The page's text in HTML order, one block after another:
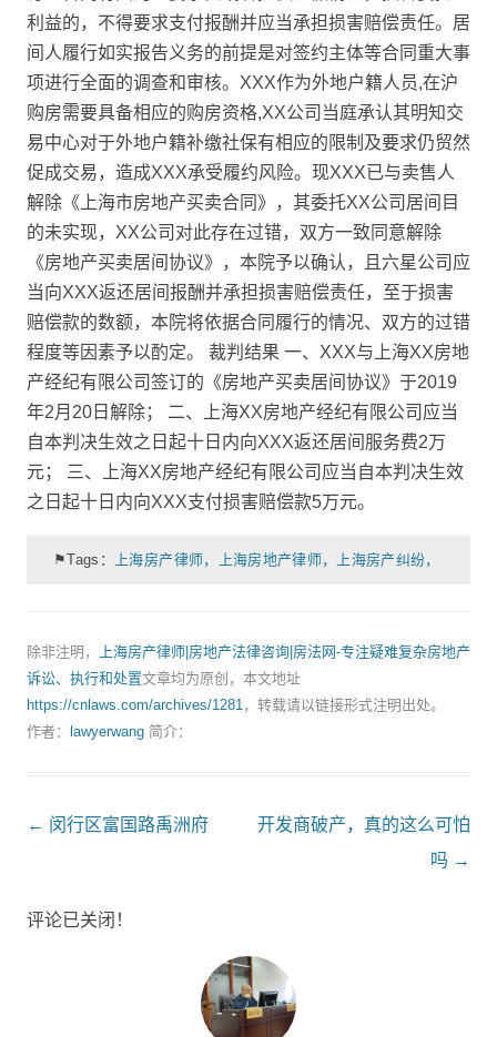
利益的，不得要求支付报酬并应当承担损害赔偿责任。居
间人履行如实报告义务的前提是对签约主体等合同重大事
项进行全面的调查和审核。XXX作为外地户籍人员,在沪
购房需要具备相应的购房资格,XX公司当庭承认其明知交
易中心对于外地户籍补缴社保有相应的限制及要求仍贸然
促成交易，造成XXX承受履约风险。现XXX已与卖售人
解除《上海市房地产买卖合同》，其委托XX公司居间目
的未实现，XX公司对此存在过错，双方一致同意解除
《房地产买卖居间协议》，本院予以确认，且六星公司应
当向XXX返还居间报酬并承担损害赔偿责任，至于损害
赔偿款的数额，本院将依据合同履行的情况、双方的过错
程度等因素予以酌定。 裁判结果 一、XXX与上海XX房地
产经纪有限公司签订的《房地产买卖居间协议》于2019
年2月20日解除； 二、上海XX房地产经纪有限公司应当
自本判决生效之日起十日内向XXX返还居间服务费2万
元； 三、上海XX房地产经纪有限公司应当自本判决生效
之日起十日内向XXX支付损害赔偿款5万元。
⚑Tags： 上海房产律师，上海房地产律师，上海房产纠纷，
除非注明，
上海房产律师|房地产法律咨询|房法网-专注疑难复杂房地产
诉讼、执行和处置文章均为原创，本文地址
https://cnlaws.com/archives/1281 ，转载请以链接形式注明出处。
作者： lawyerwang 简介：
Post
← 闵行区富国路禹洲府
开发商破产，真的这么可怕
吗 →
评论已关闭！